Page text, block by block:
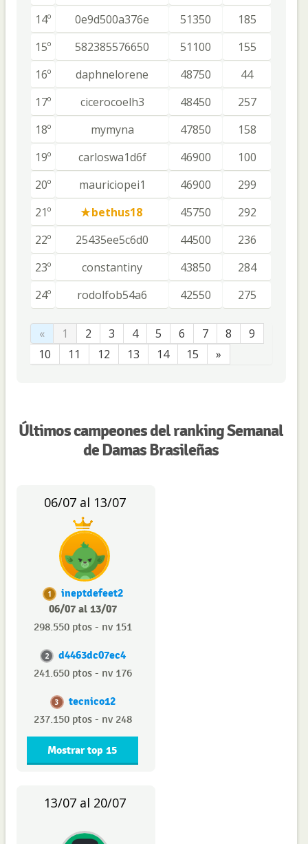
14º
0e9d500a376e 51350
185
15º
582385576650 51100
155
16º
daphnelorene 48750
44
17º
cicerocoelh3 48450
257
18º
mymyna 47850
158
19º
carloswa1d6f 46900
100
20º
mauriciopei1 46900
299
21º
bethus18 45750
292
22º
25435ee5c6d0 44500
236
23º
constantiny 43850
284
24º
rodolfob54a6 42550 275
« 1 2 3 4 5 6 7 8
9
10
11 12 13 14 15 »
Últimos campeones del ranking Semanal
de Damas Brasileñas
06/07 al 13/07
1
ineptdefeet2
06/07 al 13/07
298.550 ptos - nv 151
2 d4463dc07ec4
241.650 ptos - nv 176
3 tecnico12
237.150 ptos - nv 248
Mostrar top 15
13/07 al 20/07